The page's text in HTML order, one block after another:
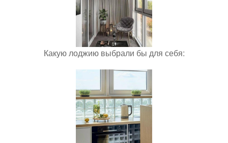
Какую лоджию выбрали бы для себя: